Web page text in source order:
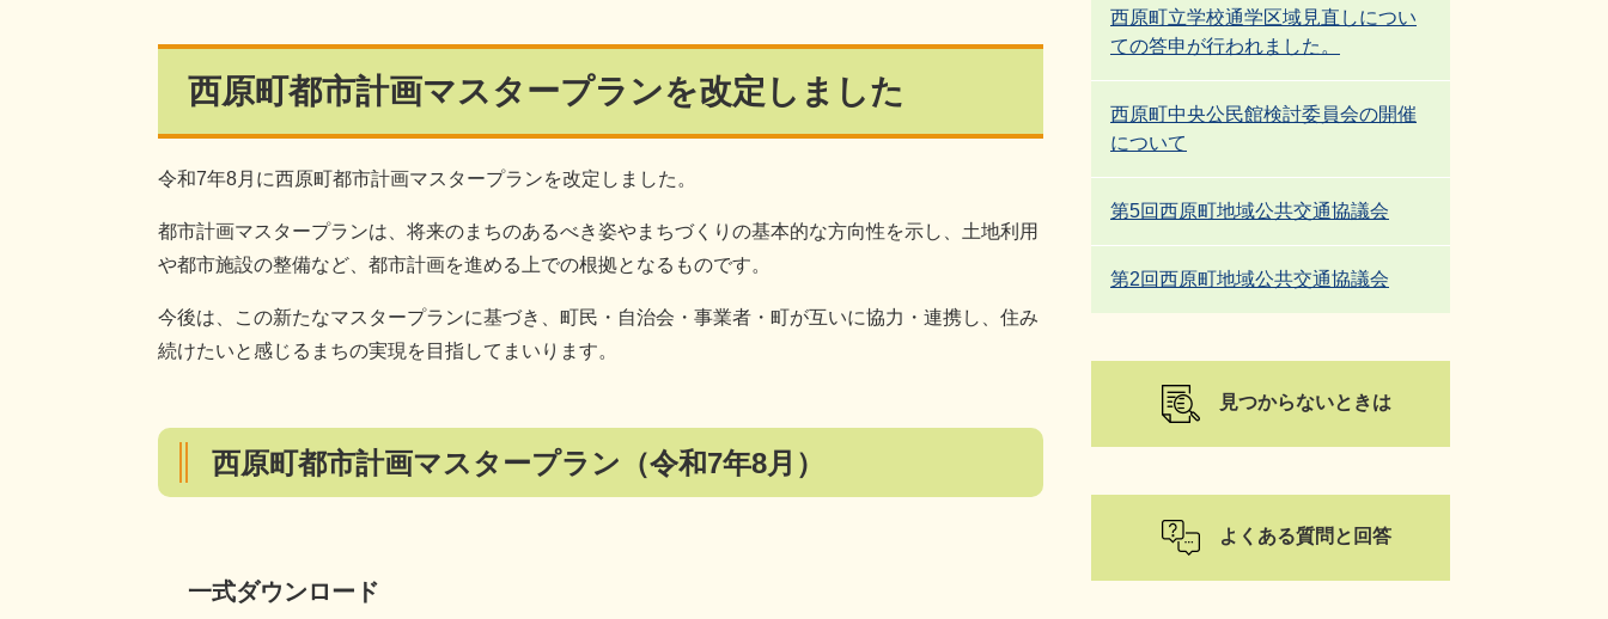
西原町都市計画マスタープランを改定しました
令和7年8月に西原町都市計画マスタープランを改定しました。
都市計画マスタープランは、将来のまちのあるべき姿やまちづくりの基本的な方向性を示し、土地利用
や都市施設の整備など、都市計画を進める上での根拠となるものです。
今後は、この新たなマスタープランに基づき、町民・自治会・事業者・町が互いに協力・連携し、住み
続けたいと感じるまちの実現を目指してまいります​。
西原町都市計画マスタープラン（令和7年8月）
一式ダウンロード
西原町立学校通学区域見直しについ
ての答申が行われました。
西原町中央公民館検討委員会の開催
について
第5回西原町地域公共交通協議会
第2回西原町地域公共交通協議会
見つからないときは
よくある質問と回答